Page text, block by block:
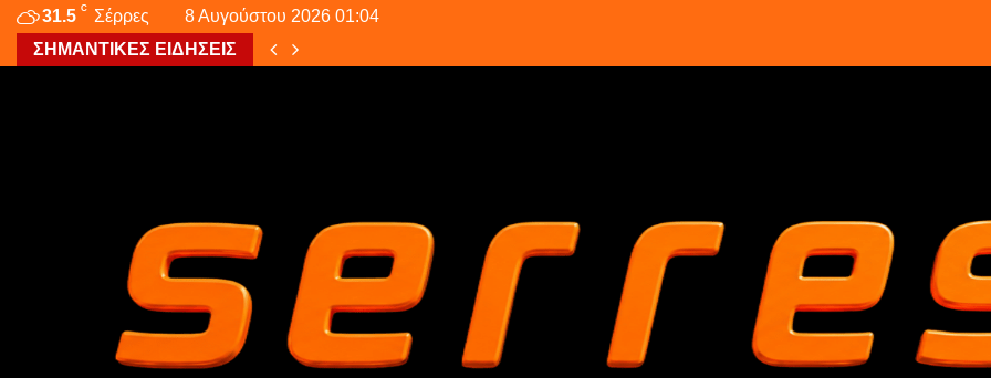
31.5 C Σέρρες
8 Αυγούστου 2026 01:04
ΣΗΜΑΝΤΙΚΕΣ ΕΙΔΗΣΕΙΣ